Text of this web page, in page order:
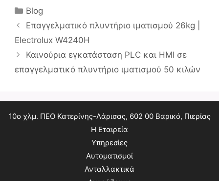
Κατηγορίες
Blog
Επαγγελματικό πλυντήριο ιματισμού 26kg |
Electrolux W4240H
Καινούρια εγκατάσταση PLC και HMI σε
επαγγελματικό πλυντήριο ιματισμού 50 κιλών
10ο χλμ. ΠΕΟ Κατερίνης-Λάρισας, 602 00 Βαρικό, Πιερίας
Η Εταιρεία
Υπηρεσίες
Αυτοματισμοί
Ανταλλακτικά